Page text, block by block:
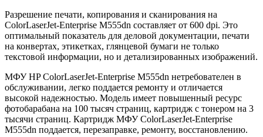
Разрешение печати, копирования и сканирования на
ColorLaserJet-Enterprise M555dn составляет от 600 dpi. Это
оптимальный показатель для деловой документации, печати
на конвертах, этикетках, глянцевой бумаги не только
текстовой информации, но и детализированных изображений.
МФУ HP ColorLaserJet-Enterprise M555dn нетребователен в
обслуживании, легко поддается ремонту и отличается
высокой надежностью. Модель имеет повышенный ресурс
фотобарабана на 100 тысяч страниц, картридж с тонером на 3
тысячи страниц. Картридж МФУ ColorLaserJet-Enterprise
M555dn поддается, перезаправке, ремонту, восстановлению.